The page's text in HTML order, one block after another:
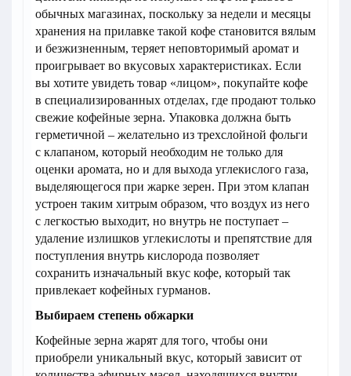
обычных магазинах, поскольку за недели и месяцы
хранения на прилавке такой кофе становится вялым
и безжизненным, теряет неповторимый аромат и
проигрывает во вкусовых характеристиках. Если
вы хотите увидеть товар «лицом», покупайте кофе
в специализированных отделах, где продают только
свежие кофейные зерна. Упаковка должна быть
герметичной – желательно из трехслойной фольги
с клапаном, который необходим не только для
оценки аромата, но и для выхода углекислого газа,
выделяющегося при жарке зерен. При этом клапан
устроен таким хитрым образом, что воздух из него
с легкостью выходит, но внутрь не поступает –
удаление излишков углекислоты и препятствие для
поступления внутрь кислорода позволяет
сохранить изначальный вкус кофе, который так
привлекает кофейных гурманов.
Выбираем степень обжарки
Кофейные зерна жарят для того, чтобы они
приобрели уникальный вкус, который зависит от